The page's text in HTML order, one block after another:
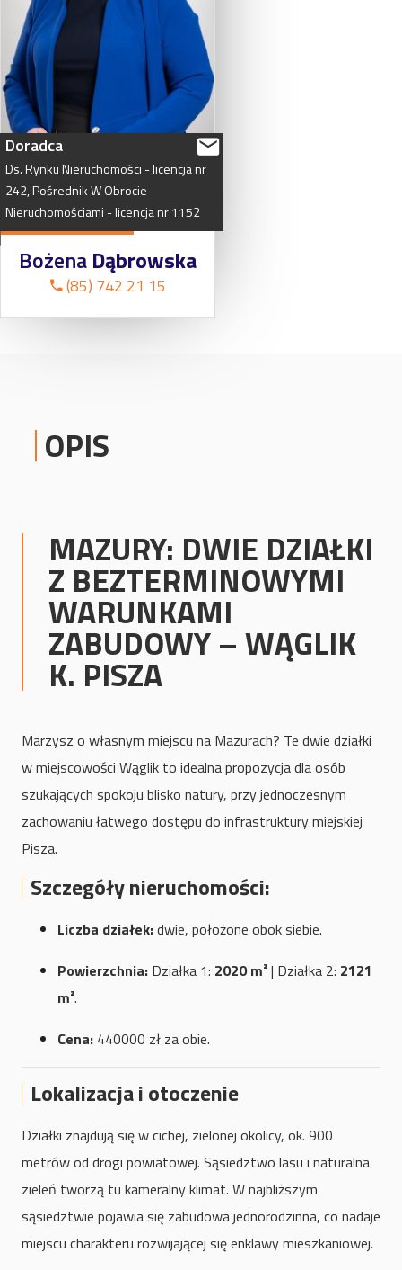
Doradca
Ds.RynkuNieruchomości -licencjanr
242,PośrednikWObrocie
Nieruchomościami -licencjanr1152
BożenaDąbrowska
(85) 742 21 15
OPIS
MAZURY: DWIE DZIAŁKI
Z BEZTERMINOWYMI
WARUNKAMI
ZABUDOWY – WĄGLIK
K. PISZA
Marzysz o własnym miejscu na Mazurach? Te dwie działki
w miejscowości Wąglik to idealna propozycja dla osób
szukających spokoju blisko natury, przy jednoczesnym
zachowaniu łatwego dostępu do infrastruktury miejskiej
Pisza.
Szczegóły nieruchomości:
Liczba działek:dwie, położone obok siebie.
Powierzchnia: Działka 1: 2020 m²| Działka 2: 2121
m².
Cena: 440000 zł za obie.
Lokalizacja i otoczenie
Działki znajdują się w cichej, zielonej okolicy, ok. 900
metrów od drogi powiatowej. Sąsiedztwo lasu i naturalna
zieleń tworzą tu kameralny klimat. W najbliższym
sąsiedztwie pojawia się zabudowa jednorodzinna, co nadaje
miejscu charakteru rozwijającej się enklawy mieszkaniowej.